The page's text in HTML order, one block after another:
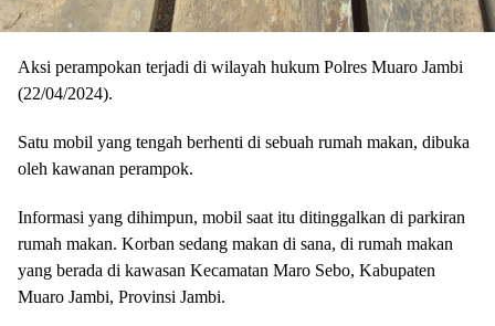
Aksi perampokan terjadi di wilayah hukum Polres Muaro Jambi
(22/04/2024).
Satu mobil yang tengah berhenti di sebuah rumah makan, dibuka
oleh kawanan perampok.
Informasi yang dihimpun, mobil saat itu ditinggalkan di parkiran
rumah makan. Korban sedang makan di sana, di rumah makan
yang berada di kawasan Kecamatan Maro Sebo, Kabupaten
Muaro Jambi, Provinsi Jambi.